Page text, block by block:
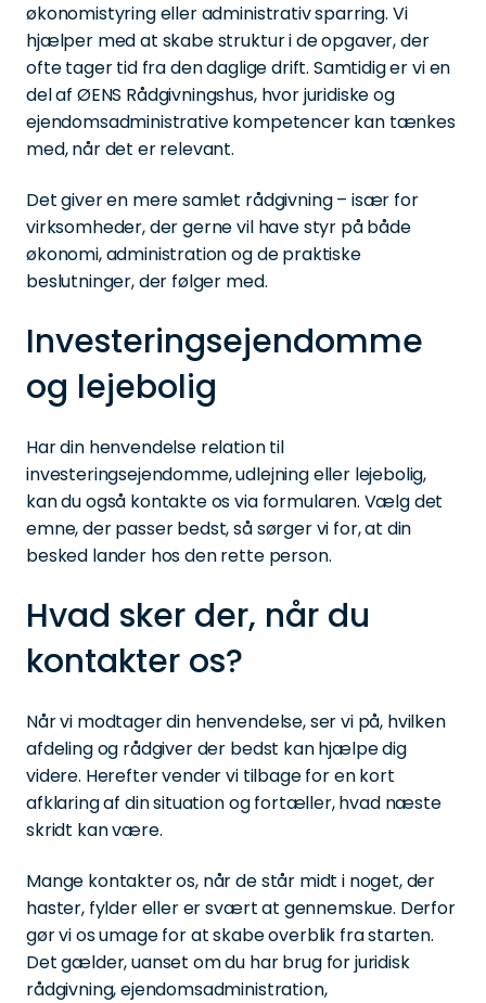
økonomistyring eller administrativ sparring. Vi
hjælper med at skabe struktur i de opgaver, der
ofte tager tid fra den daglige drift. Samtidig er vi en
del af ØENS Rådgivningshus, hvor juridiske og
ejendomsadministrative kompetencer kan tænkes
med, når det er relevant.
Det giver en mere samlet rådgivning – især for
virksomheder, der gerne vil have styr på både
økonomi, administration og de praktiske
beslutninger, der følger med.
Investeringsejendomme
og lejebolig
Har din henvendelse relation til
investeringsejendomme, udlejning eller lejebolig,
kan du også kontakte os via formularen. Vælg det
emne, der passer bedst, så sørger vi for, at din
besked lander hos den rette person.
Hvad sker der, når du
kontakter os?
Når vi modtager din henvendelse, ser vi på, hvilken
afdeling og rådgiver der bedst kan hjælpe dig
videre. Herefter vender vi tilbage for en kort
afklaring af din situation og fortæller, hvad næste
skridt kan være.
Mange kontakter os, når de står midt i noget, der
haster, fylder eller er svært at gennemskue. Derfor
gør vi os umage for at skabe overblik fra starten.
Det gælder, uanset om du har brug for juridisk
rådgivning, ejendomsadministration,